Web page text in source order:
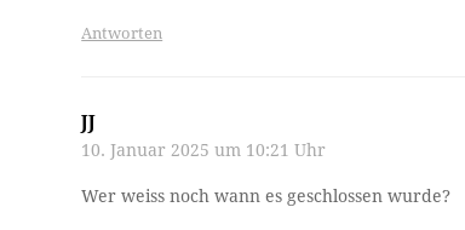
Antworten
JJ
10. Januar 2025 um 10:21 Uhr
Wer weiss noch wann es geschlossen wurde?